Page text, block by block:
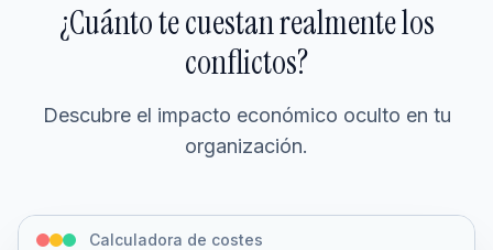
¿Cuánto te cuestan realmente los
conflictos?
Descubre el impacto económico oculto en tu
organización.
Calculadora de costes